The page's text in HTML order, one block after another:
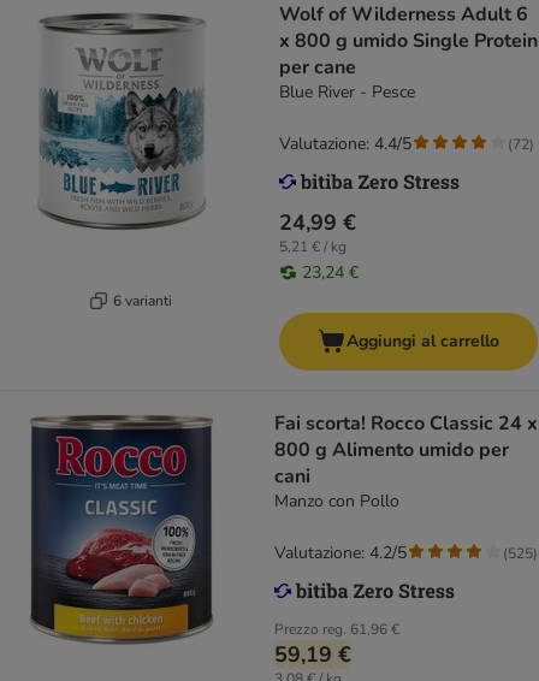
6 varianti
Wolf of Wilderness Adult 6
x 800 g umido Single Protein
per cane
Blue River - Pesce
24,99 €
5,21 € / kg
23,24 €
Valutazione: 4.4/5 (72)
Aggiungi al carrello
Fai scorta! Rocco Classic 24 x
800 g Alimento umido per
cani
Manzo con Pollo
Prezzo reg. 61,96 €
59,19 €
Valutazione: 4.2/5 (525)